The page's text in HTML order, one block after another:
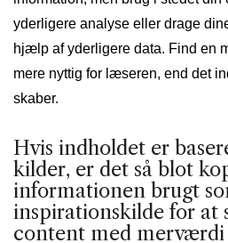
yderligere analyse eller drage
hjælp af yderligere data. Find en
mere nyttig for læseren, end det
skaber.
Hvis indholdet er
kilder, er det så blot
informationen brugt
inspirationskilde for at
content med merværdi